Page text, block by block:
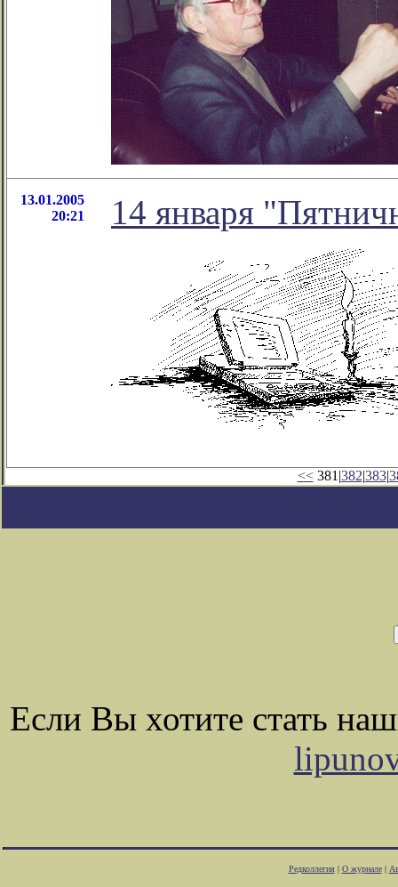
13.01.2005
20:21
14 января
<<381|382|383|
Если Вы хотите стать
Редколлегия| О журнале|